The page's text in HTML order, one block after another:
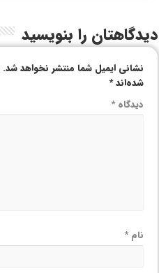
دیدگاهتان را بنویسید
نشانی ایمیل شما منتشر نخواهد شد.
شده‌اند*
دیدگاه*
نام*